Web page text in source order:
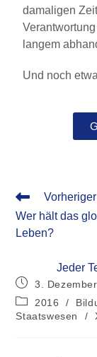
damaligen
langem
Und noch
Wer hält das
Leben?
Jeder
3.
2016
/
Staatswesen
/